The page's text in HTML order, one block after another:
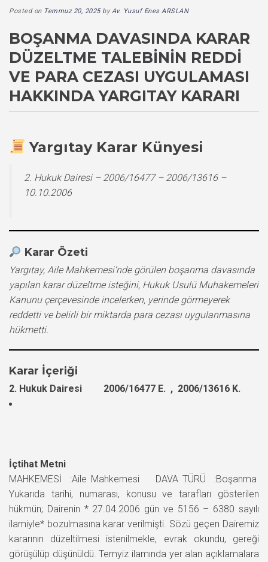
Posted on Temmuz 20, 2025byAv. Yusuf Enes ARSLAN
BOŞANMA DAVASINDA KARAR
DÜZELTME TALEBININ REDDI
VE PARA CEZASI UYGULAMASI
HAKKINDA YARGITAY KARARI
Yargıtay Karar Künyesi
2. Hukuk Dairesi – 2006/16477 – 2006/13616 –
10.10.2006
Karar Özeti
Yargıtay, Aile Mahkemesi’nde görülen boşanma davasında
yapılan karar düzeltme isteğini, Hukuk Usulü Muhakemeleri
Kanunu çerçevesinde incelerken, yerinde görmeyerek
reddetti ve belirli bir miktarda para cezası uygulanmasına
hükmetti.
Karar İçeriği
2. Hukuk Dairesi 2006/16477 E. , 2006/13616 K.
İçtihat Metni
MAHKEMESİ :Aile Mahkemesi DAVA TÜRÜ :Boşanma
Yukarıda tarihi, numarası, konusu ve tarafları gösterilen
hükmün; Dairenin * 27.04.2006 gün ve 5156 – 6380 sayılı
ilamiyle* bozulmasına karar verilmişti. Sözü geçen Dairemiz
kararının düzeltilmesi istenilmekle, evrak okundu, gereği
görüşülüp düşünüldü. Temyiz ilamında yer alan açıklamalara